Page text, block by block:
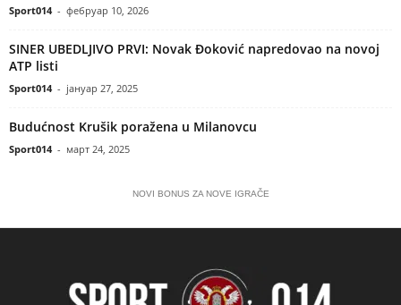
Sport014 - фебруар 10, 2026
SINER UBEDLJIVO PRVI: Novak Đoković napredovao na novoj
ATP listi
Sport014 - јануар 27, 2025
Budućnost Krušik poražena u Milanovcu
Sport014 - март 24, 2025
NOVI BONUS ZA NOVE IGRAČE